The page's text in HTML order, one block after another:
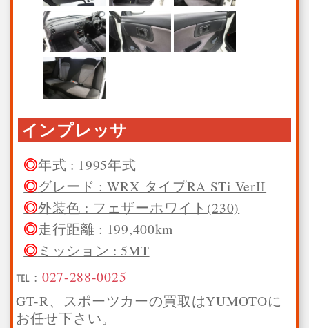
インプレッサ
年式 : 1995年式
グレード : WRX タイプRA STi VerII
外装色 : フェザーホワイト(230)
走行距離 : 199,400km
ミッション : 5MT
℡ : 027-288-0025
GT-R、スポーツカーの買取はYUMOTOに
お任せ下さい。